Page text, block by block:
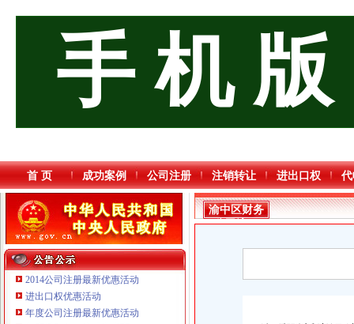
手 机 版
首 页 成功案例 公司注册 注销转让 进出口权
2014公司注册最新优惠活动
进出口权优惠活动
年度公司注册最新优惠活动
渝中区财务
公司流程